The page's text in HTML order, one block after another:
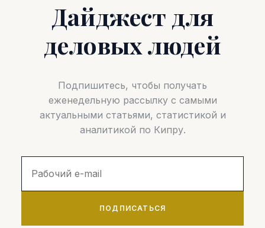
Дайджест для
деловых людей
Подпишитесь, чтобы получать
еженедельную рассылку с самыми
актуальными статьями, статистикой и
аналитикой по Кипру.
ПОДПИСАТЬСЯ